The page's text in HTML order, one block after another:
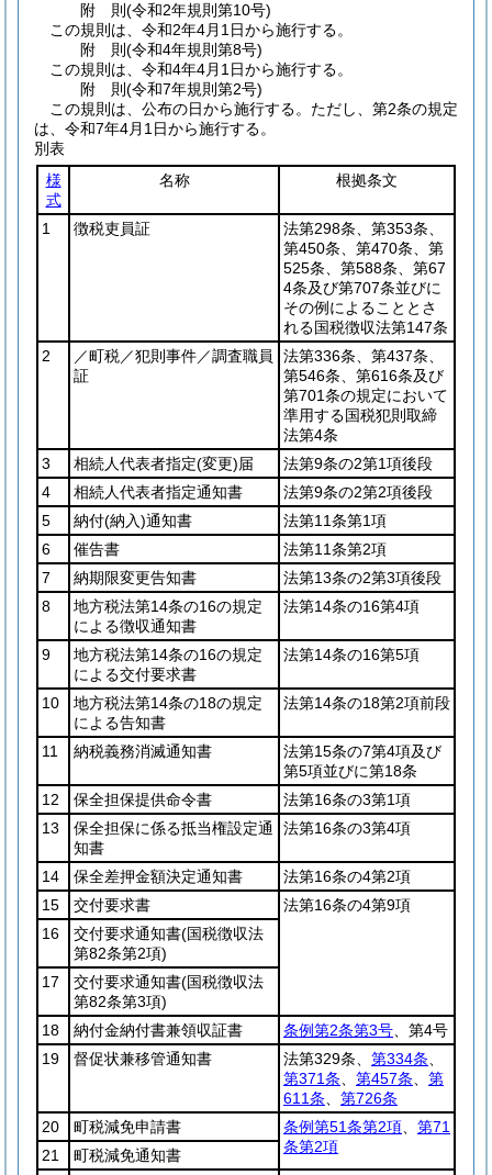
附 則(令和2年規則第10号)
この規則は、令和2年4月1日から施行する。
附 則(令和4年規則第8号)
この規則は、令和4年4月1日から施行する。
附 則(令和7年規則第2号)
この規則は、公布の日から施行する。 ただし、第2条の規定
は、令和7年4月1日から施行する。
別表
様
式
名称 根拠条文
1 徴税吏員証
法第298条、第353条、
第450条、第470条、第
525条、第588条、第67
4条及び第707条並びに
その例によることとさ
れる国税徴収法第147条
2
／町税／犯則事件／調査職員
証
法第336条、第437条、
第546条、第616条及び
第701条の規定において
準用する国税犯則取締
法第4条
3
相続人代表者指定(変更)届
法第9条の2第1項後段
4
相続人代表者指定通知書
法第9条の2第2項後段
5
納付(納入)通知書
法第11条第1項
6
催告書
法第11条第2項
7
納期限変更告知書
法第13条の2第3項後段
8
地方税法第14条の16の規定
による徴収通知書
法第14条の16第4項
9
地方税法第14条の16の規定
による交付要求書
法第14条の16第5項
10
地方税法第14条の18の規定
による告知書
法第14条の18第2項前段
11 納税義務消滅通知書
法第15条の7第4項及び
第5項並びに第18条
12
保全担保提供命令書
法第16条の3第1項
13
保全担保に係る抵当権設定通
知書
法第16条の3第4項
14 保全差押金額決定通知書
法第16条の4第2項
15
交付要求書
法第16条の4第9項
16
交付要求通知書(国税徴収法
第82条第2項)
17
交付要求通知書(国税徴収法
第82条第3項)
18
納付金納付書兼領収証書 条例第2条第3号 、第4号
19
督促状兼移管通知書 法第329条、 第334条
第371条
第457条
第
611条
第726条
20
町税減免申請書 条例第51条第2項
第71
条第2項
21
町税減免通知書